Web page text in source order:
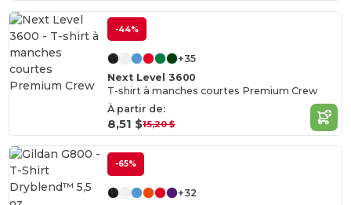
-44%
+35
Next Level 3600
T-shirt à manches courtes Premium Crew
À partir de:
8,51 $15,20 $
-65%
+32